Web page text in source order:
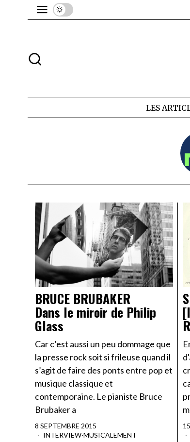
LES
BRUCE BRUBAKER
Dans le miroir de Philip
Glass
Car c’est aussi un peu dommage que
la presse rock soit si frileuse quand il
s’agit de faire des ponts entre pop et
musique classique et
contemporaine. Le pianiste Bruce
Brubaker a
8 SEPTEMBRE 2015
INTERVIEW·MUSICALEMENT